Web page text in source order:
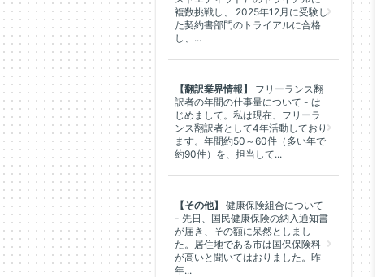
複数挑戦し、 2025年12月に受験し
た契約書部門のトライアルに合格
し、...
【翻訳業界情報】
フリーランス翻
訳者の年間の仕事量について - は
じめまして。私は現在、フリーラ
ンス翻訳者として4年活動しており
ます。年間約50～60件（多い年で
約90件）を、担当して...
【その他】
健康保険組合について
- 先日、国民健康保険の納入通知書
が届き、その額に呆然としまし
た。居住地である市は国保保険料
が高いと聞いてはおりました。昨
年...